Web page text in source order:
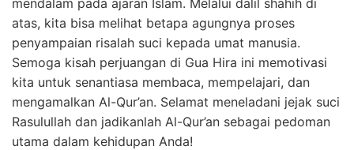
atas, kita bisa melihat betapa agungnya proses
penyampaian risalah suci kepada umat manusia.
Semoga kisah perjuangan di Gua Hira ini memotivasi
kita untuk senantiasa membaca, mempelajari, dan
mengamalkan Al-Qur’an. Selamat meneladani jejak suci
Rasulullah dan jadikanlah Al-Qur’an sebagai pedoman
utama dalam kehidupan Anda!